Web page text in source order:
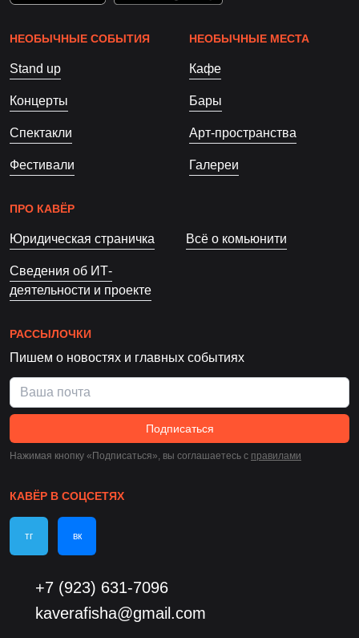
НЕОБЫЧНЫЕ СОБЫТИЯ
Stand up
Концерты
Спектакли
Фестивали
НЕОБЫЧНЫЕ МЕСТА
Кафе
Бары
Арт-пространства
Галереи
ПРО КАВЁР
Юридическая страничка Всё о комьюнити
Сведения об ИТ-
деятельности и проекте
РАССЫЛОЧКИ
Пишем о новостях и главных событиях
Подписаться
Нажимая кнопку «Подписаться», вы соглашаетесь c правилами
КАВЁР В СОЦСЕТЯХ
тг вк
+7 (923) 631-7096
kaverafisha@gmail.com